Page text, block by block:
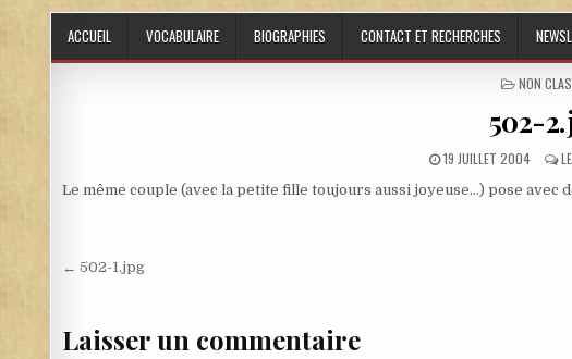
ACCUEIL VOCABULAIRE BIOGRAPHIES CONTACT ET RECHERCHES
POSTED
NON
502-
PUBLISHED DATE:
19 JUILLET 2004
Le même couple (avec la petite fille toujours aussi joyeuse…) pose avec
Navigation de l’article
← 502-1.jpg
Laisser un commentaire